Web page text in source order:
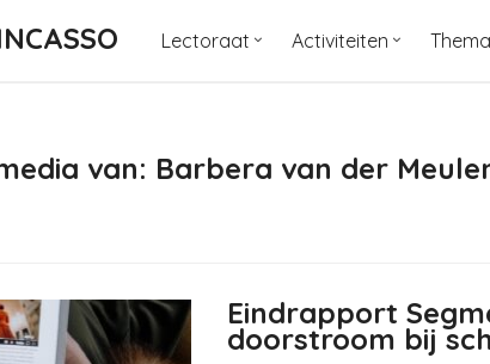
Lectoraat Activiteiten
van: Barbera van der
Eindrapport
doorstroom bij